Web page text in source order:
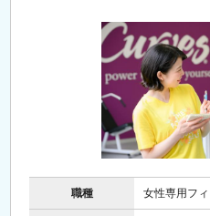
職種 女性専用フ